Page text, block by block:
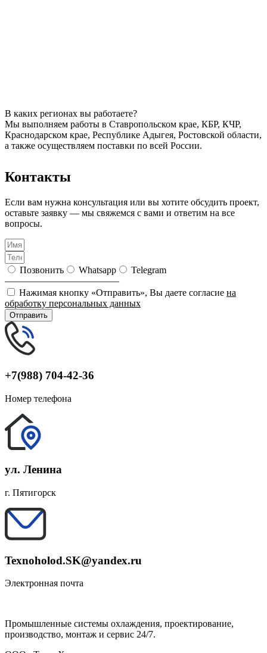
В каких регионах вы работаете?
Мы выполняем работы в Ставропольском крае, КБР, КЧР,
Краснодарском крае, Республике Адыгея, Ростовской области,
а также осуществляем поставки по всей России.
Контакты
Если вам нужна консультация или вы хотите обсудить проект,
оставьте заявку — мы свяжемся с вами и ответим на все
вопросы.
Позвонить Whatsapp
Telegram
————————————
Нажимая кнопку «Отправить», Вы даете согласие на
обработку персональных данных
Отправить
+7(988) 704-42-36
Номер телефона
ул. Ленина
г. Пятигорск
Texnoholod.SK@yandex.ru
Электронная почта
Промышленные системы охлаждения, проектирование,
производство, монтаж и сервис 24/7.